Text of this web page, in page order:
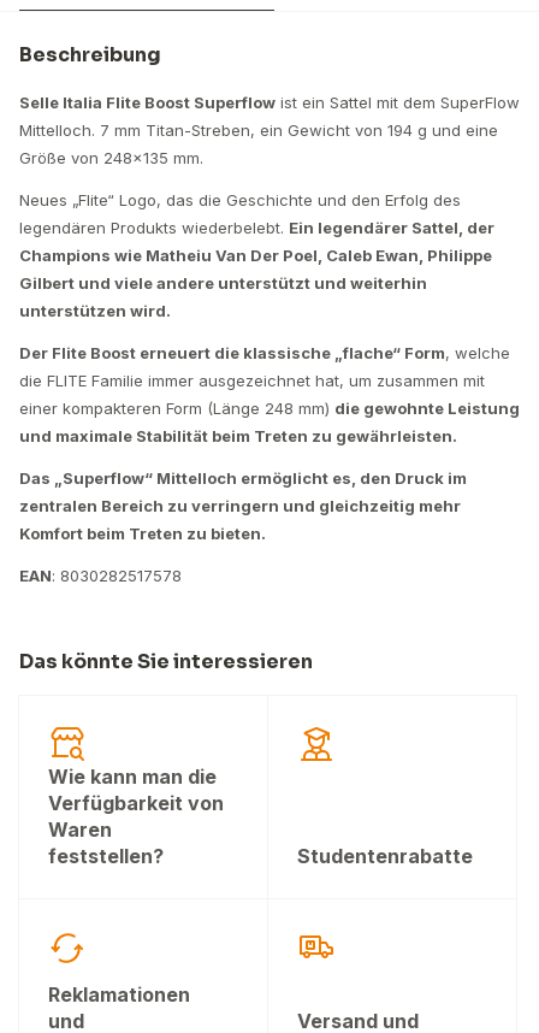
Beschreibung
Selle Italia Flite Boost Superflow ist ein Sattel mit dem SuperFlow
Mittelloch. 7 mm Titan-Streben, ein Gewicht von 194 g und eine
Größe von 248×135 mm.
Neues „Flite“ Logo, das die Geschichte und den Erfolg des
legendären Produkts wiederbelebt. Ein legendärer Sattel, der
Champions wie Matheiu Van Der Poel, Caleb Ewan, Philippe
Gilbert und viele andere unterstützt und weiterhin
unterstützen wird.​
Der Flite Boost erneuert die klassische „flache“ Form, welche
die FLITE Familie immer ausgezeichnet hat, um zusammen mit
einer kompakteren Form (Länge 248 mm) die gewohnte Leistung
und maximale Stabilität beim Treten zu gewährleisten.
Das „Superflow“ Mittelloch ermöglicht es, den Druck im
zentralen Bereich zu verringern und gleichzeitig mehr
Komfort beim Treten zu bieten.
EAN: 8030282517578
Das könnte Sie interessieren
Wie kann man die
Verfügbarkeit von
Waren
feststellen?
Studentenrabatte
Reklamationen
und
Versand und